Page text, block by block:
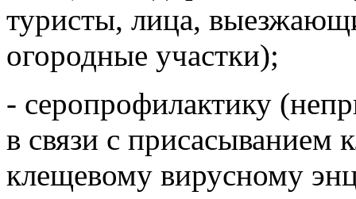
туристы, лица,
огородные участки);
- серопрофилактику
в связи с присасыванием
клещевому вирусному